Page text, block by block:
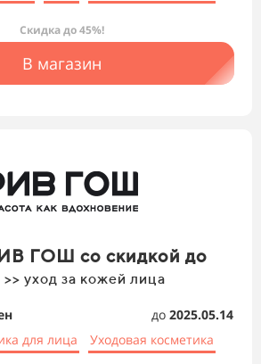
Скидка до 45%!
В магазин
ГОШ со скидкой до
>> уход за кожей лица
до 2025.05.14
для лица Уходовая косметика